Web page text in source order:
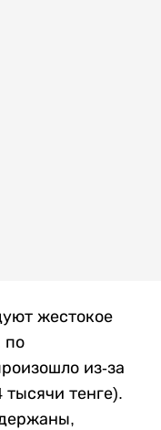
жестокое
по
из-за
тысячи тенге).